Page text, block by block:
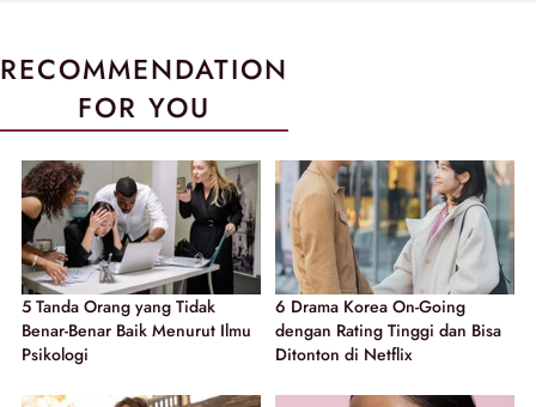
RECOMMENDATION
FOR YOU
5 Tanda Orang yang Tidak
Benar-Benar Baik Menurut Ilmu
Psikologi
6 Drama Korea On-Going
dengan Rating Tinggi dan Bisa
Ditonton di Netflix